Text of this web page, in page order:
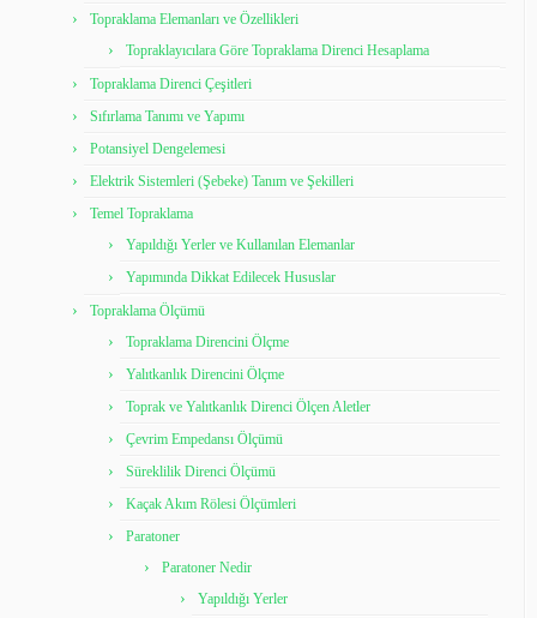
Topraklama Elemanları ve Özellikleri
Topraklayıcılara Göre Topraklama Direnci Hesaplama
Topraklama Direnci Çeşitleri
Sıfırlama Tanımı ve Yapımı
Potansiyel Dengelemesi
Elektrik Sistemleri (Şebeke) Tanım ve Şekilleri
Temel Topraklama
Yapıldığı Yerler ve Kullanılan Elemanlar
Yapımında Dikkat Edilecek Hususlar
Topraklama Ölçümü
Topraklama Direncini Ölçme
Yalıtkanlık Direncini Ölçme
Toprak ve Yalıtkanlık Direnci Ölçen Aletler
Çevrim Empedansı Ölçümü
Süreklilik Direnci Ölçümü
Kaçak Akım Rölesi Ölçümleri
Paratoner
Paratoner Nedir
Yapıldığı Yerler